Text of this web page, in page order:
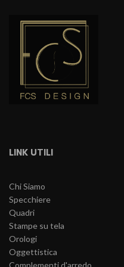
LINK UTILI
Chi Siamo
Specchiere
Quadri
Stampe su tela
Orologi
Oggettistica
Complementi d'arredo